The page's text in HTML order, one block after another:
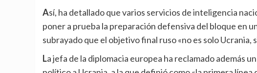
Así, ha detallado que varios servicios de inteligencia nacionales de la UE estiman que Moscú podría
poner a prueba la preparación defensiva del bloque en
subrayado que el objetivo final ruso «no es solo Ucrania,
La jefa de la diplomacia europea ha reclamado además un aumento del apoyo económico, militar y